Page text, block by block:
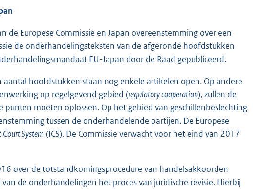
Europese Commissie en Japan overeenstemming over een
de onderhandelingsteksten van de afgeronde hoofdstukken
EU-Japan door de Raad gepubliceerd.
hoofdstukken staan nog enkele artikelen open. Op andere
op regelgevend gebied (regulatory cooperation), zullen de
moeten oplossen. Op het gebied van geschillenbeslechting
tussen de onderhandelende partijen. De Europese
System (ICS). De Commissie verwacht voor het eind van 2017
over de totstandkomingsprocedure van handelsakkoorden
de onderhandelingen het proces van juridische revisie. Hierbij